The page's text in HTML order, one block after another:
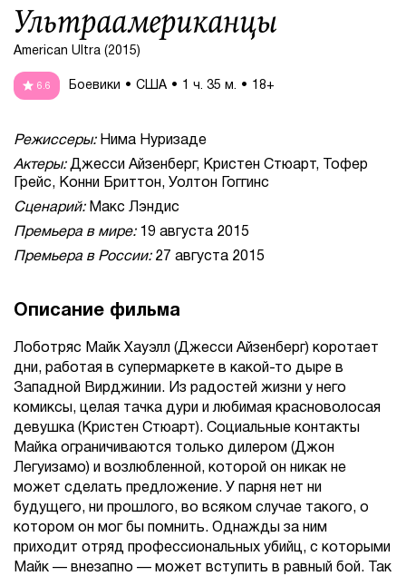
Ультраамериканцы
American Ultra (2015)
6.6 Боевики США 1 ч. 35 м. 18+
Режиссеры:Нима Нуризаде
Актеры:Джесси Айзенберг, Кристен Стюарт, Тофер
Грейс, Конни Бриттон, Уолтон Гоггинс
Сценарий:Макс Лэндис
Премьера в мире:19 августа 2015
Премьера в России:27 августа 2015
Описание фильма
Лоботряс Майк Хауэлл (Джесси Айзенберг) коротает
дни, работая в супермаркете в какой-то дыре в
Западной Вирджинии. Из радостей жизни у него
комиксы, целая тачка дури и любимая красноволосая
девушка (Кристен Стюарт). Социальные контакты
Майка ограничиваются только дилером (Джон
Легуизамо) и возлюбленной, которой он никак не
может сделать предложение. У парня нет ни
будущего, ни прошлого, во всяком случае такого, о
котором он мог бы помнить. Однажды за ним
приходит отряд профессиональных убийц, с которыми
Майк –– внезапно –– может вступить в равный бой. Так